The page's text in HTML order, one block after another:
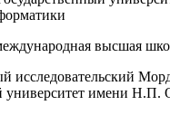
высшая
исследовательский
университет имени Н.П.